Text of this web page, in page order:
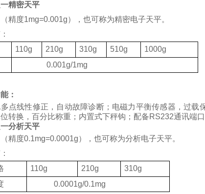
精密天平
精度1mg=0.001g），也可称为精密电子天平。
110g 210g 310g 510g
1000g
0.001g/1mg
：
点线性修正，自动故障诊断；电磁力平衡传感器，过
转换，百分比称重；内置式下秤钩；配备RS232通讯端
分析天平
精度0.1mg=0.0001g），也可称为分析电子天平。
110g 210g
310g
0.0001g/0.1mg